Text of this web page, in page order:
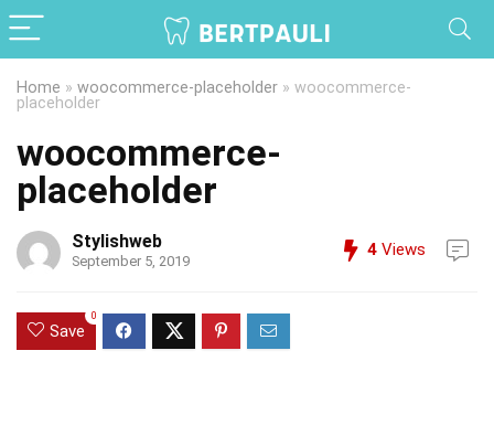
Home » woocommerce-placeholder » woocommerce-
placeholder
woocommerce-
placeholder
Stylishweb
September 5, 2019
4 Views
Save
0